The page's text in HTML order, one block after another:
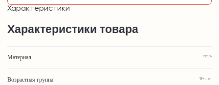
Характеристики
Характеристики товара
Материал сталь
Возрастная группа 18+ лет